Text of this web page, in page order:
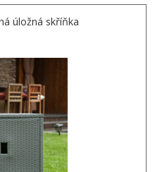
úložná skříňka